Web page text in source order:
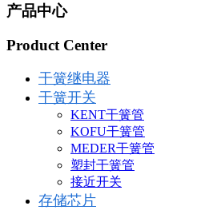
产品中心
Product Center
干簧继电器
干簧开关
KENT干簧管
KOFU干簧管
MEDER干簧管
塑封干簧管
接近开关
存储芯片